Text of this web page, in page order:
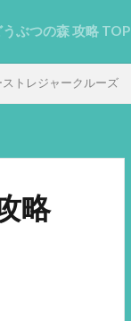
ぶつの森 攻略 TOP
トレジャークルーズ
略